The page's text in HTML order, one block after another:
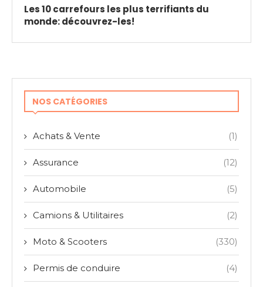
Les 10 carrefours les plus terrifiants du
monde: découvrez-les!
NOS CATÉGORIES
Achats & Vente (1)
Assurance (12)
Automobile (5)
Camions & Utilitaires (2)
Moto & Scooters (330)
Permis de conduire (4)